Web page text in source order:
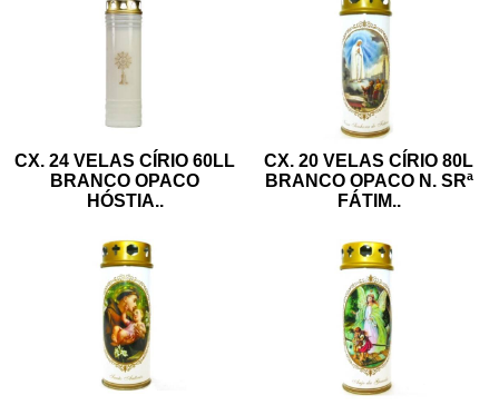
CX. 24 VELAS CÍRIO 60LL
BRANCO OPACO
HÓSTIA..
CX. 20 VELAS CÍRIO 80L
BRANCO OPACO N. SRª
FÁTIM..